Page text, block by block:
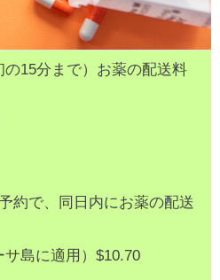
の15分まで）お薬の配送料
約で、同日内にお薬の配送
島に適用）$10.70